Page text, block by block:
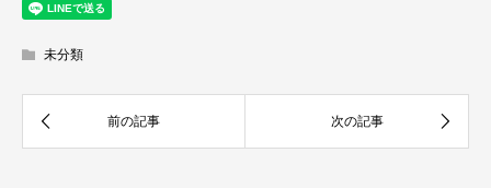
未分類